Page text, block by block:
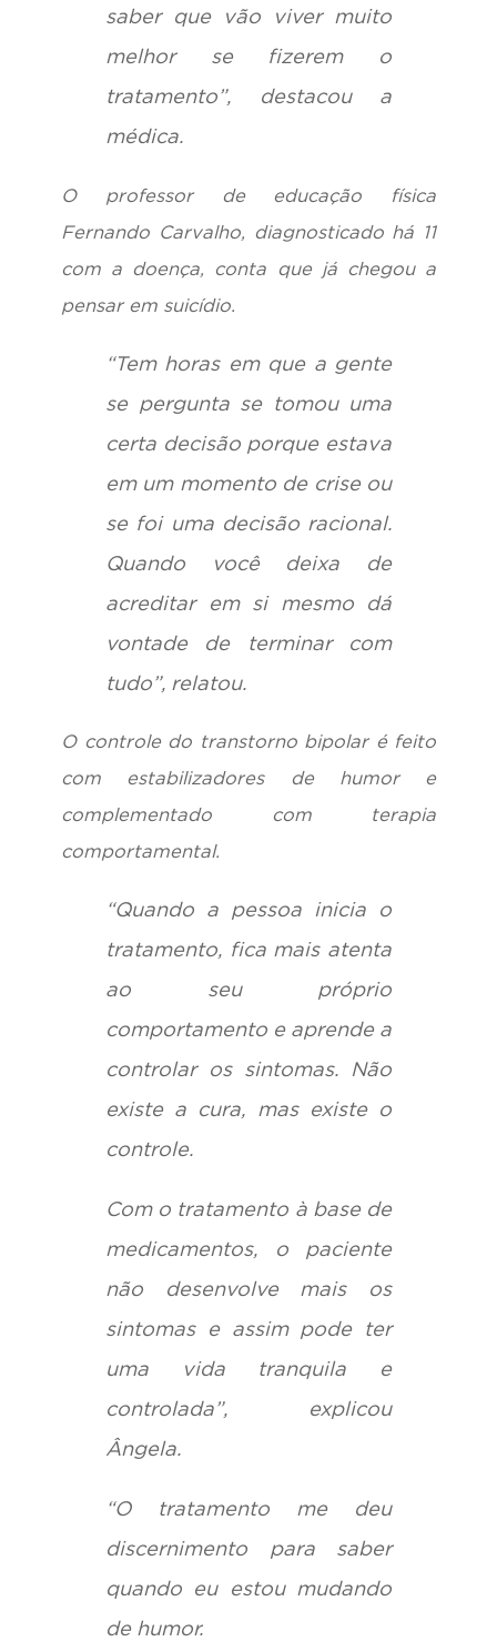
saber que vão viver muito
melhor se fizerem o
tratamento”, destacou a
médica.
O professor de educação física
Fernando Carvalho, diagnosticado há 11
com a doença, conta que já chegou a
pensar em suicídio.
“Tem horas em que a gente
se pergunta se tomou uma
certa decisão porque estava
em um momento de crise ou
se foi uma decisão racional.
Quando você deixa de
acreditar em si mesmo dá
vontade de terminar com
tudo”, relatou.
O controle do transtorno bipolar é feito
com estabilizadores de humor e
complementado com terapia
comportamental.
“Quando a pessoa inicia o
tratamento, fica mais atenta
ao seu próprio
comportamento e aprende a
controlar os sintomas. Não
existe a cura, mas existe o
controle.
Com o tratamento à base de
medicamentos, o paciente
não desenvolve mais os
sintomas e assim pode ter
uma vida tranquila e
controlada”, explicou
Ângela.
“O tratamento me deu
discernimento para saber
quando eu estou mudando
de humor.